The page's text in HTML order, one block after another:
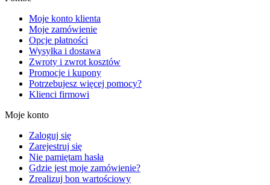
Moje konto klienta
Moje zamówienie
Opcje płatności
Wysyłka i dostawa
Zwroty i zwrot kosztów
Promocje i kupony
Potrzebujesz więcej pomocy?
Klienci firmowi
Moje konto
Zaloguj się
Zarejestruj się
Nie pamiętam hasła
Gdzie jest moje zamówienie?
Zrealizuj bon wartościowy